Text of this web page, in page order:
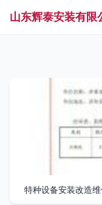
山东辉泰安装有限
特种设备安装改造